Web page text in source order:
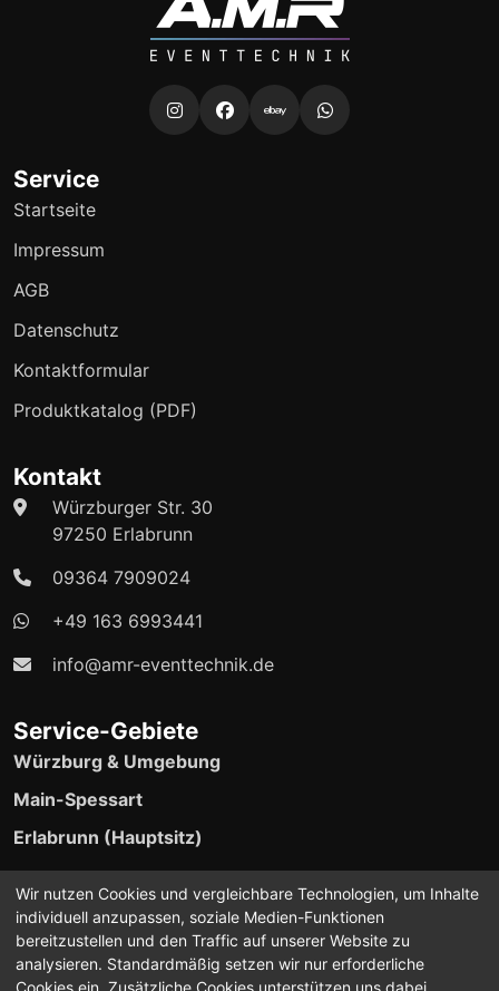
Service
Startseite
Impressum
AGB
Datenschutz
Kontaktformular
Produktkatalog (PDF)
Kontakt
Würzburger Str. 30
97250 Erlabrunn
09364 7909024
+49 163 6993441
info@amr-eventtechnik.de
Service-Gebiete
Würzburg & Umgebung
Main-Spessart
Erlabrunn (Hauptsitz)
24/7 Event-Support verfügbar
Wir nutzen Cookies und vergleichbare Technologien, um Inhalte
individuell anzupassen, soziale Medien-Funktionen
bereitzustellen und den Traffic auf unserer Website zu
analysieren. Standardmäßig setzen wir nur erforderliche
Cookies ein. Zusätzliche Cookies unterstützen uns dabei,